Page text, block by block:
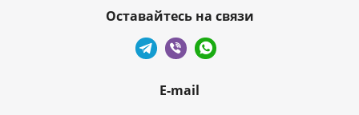
Оставайтесь на связи
E-mail